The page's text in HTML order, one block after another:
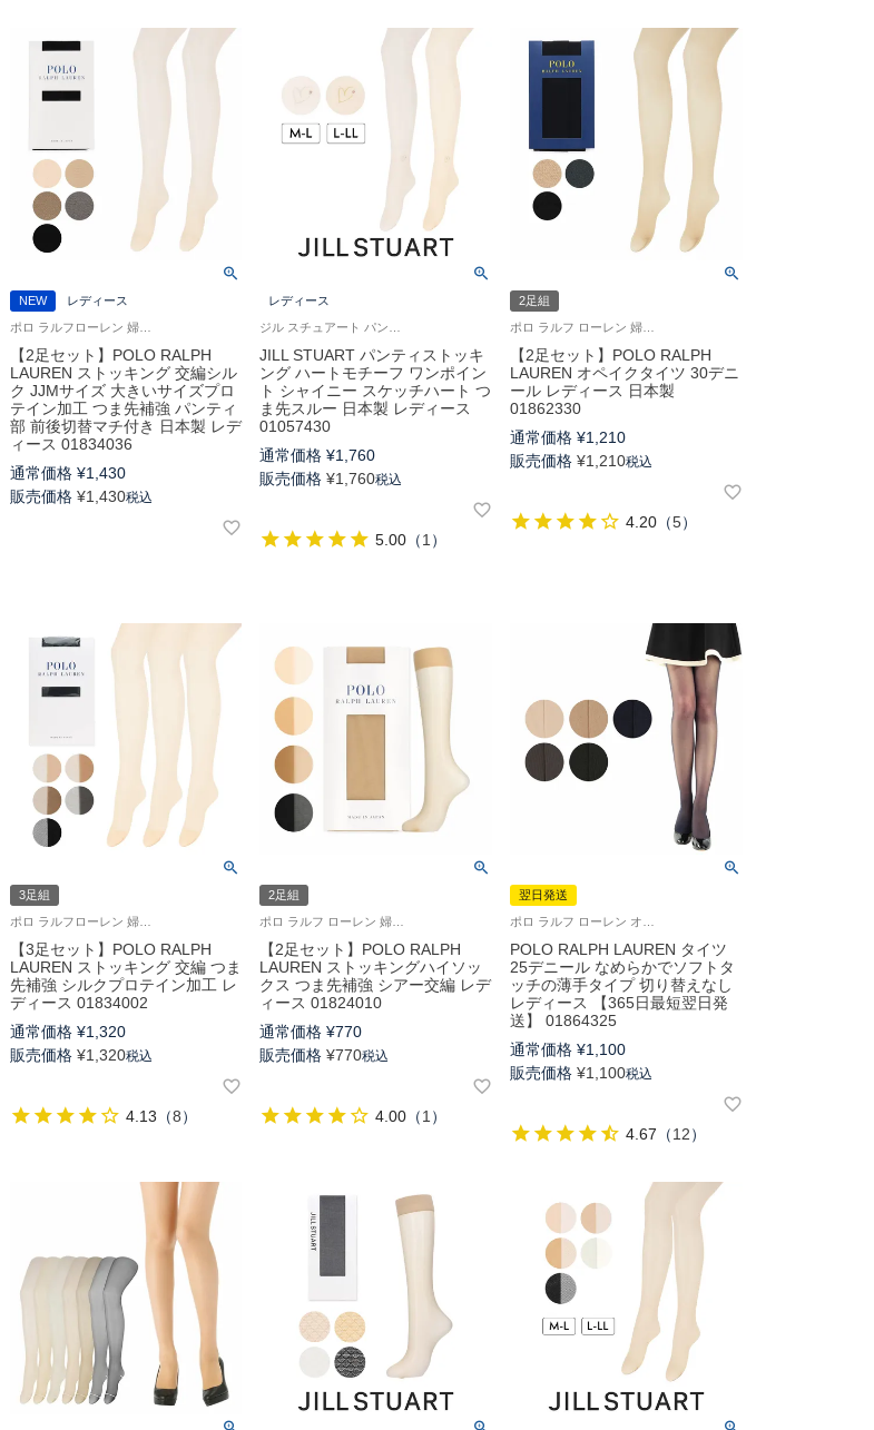
NEW
レディース
ポロ ラルフローレン 婦人 パンスト 日本製
【2足セット】POLO RALPH
LAUREN ストッキング 交編シル
ク JJMサイズ 大きいサイズプロ
テイン加工 つま先補強 パンティ
部 前後切替マチ付き 日本製 レデ
ィース 01834036
通常価格 ¥1,430
販売価格 ¥1,430税込
レディース
JILL STUART パンティストッキ
ング ハートモチーフ ワンポイン
ト シャイニー スケッチハート つ
ま先スルー 日本製 レディース
01057430
通常価格 ¥1,760
販売価格 ¥1,760税込
5.00 （1 ）
2足組
【2足セット】POLO RALPH
LAUREN オペイクタイツ 30デニ
ール レディース 日本製
01862330
通常価格 ¥1,210
販売価格 ¥1,210税込
4.20 （5）
3足組
ポロ ラルフローレン 婦人 パンスト 美しい透明感 旧01833302
【3足セット】POLO RALPH
LAUREN ストッキング 交編 つま
先補強 シルクプロテイン加工 レ
ディース 01834002
通常価格 ¥1,320
販売価格 ¥1,320税込
4.13 （8）
2足組
【2足セット】POLO RALPH
LAUREN ストッキングハイソッ
クス つま先補強 シアー交編 レデ
ィース 01824010
通常価格 ¥770
販売価格 ¥770税込
4.00 （1）
翌日発送
POLO RALPH LAUREN タイツ
25デニール なめらかでソフトタ
ッチの薄手タイプ 切り替えなし
レディース 【365日最短翌日発
送】 01864325
通常価格 ¥1,100
販売価格 ¥1,100税込
4.67 （12）